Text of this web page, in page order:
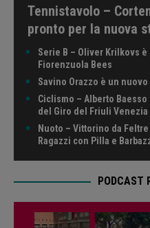
Tennistavolo –
pronto per la nuova
Serie B – Oliver Krilkovs
Fiorenzuola Bees
Savino Orazzo è un
Ciclismo – Alberto Baesso
del Giro del Friuli
Nuoto – Vittorino da
Ragazzi con Pilla e
PODCAST